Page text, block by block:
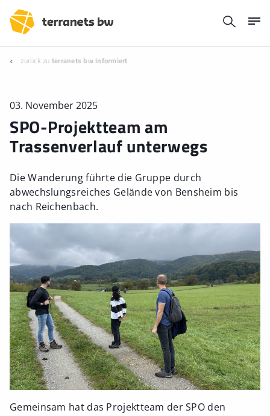
zurück zu terranets bw informiert
03. November 2025
SPO-Projektteam am
Trassenverlauf unterwegs
Die Wanderung führte die Gruppe durch
abwechslungsreiches Gelände von Bensheim bis
nach Reichenbach.
Gemeinsam hat das Projektteam der SPO den